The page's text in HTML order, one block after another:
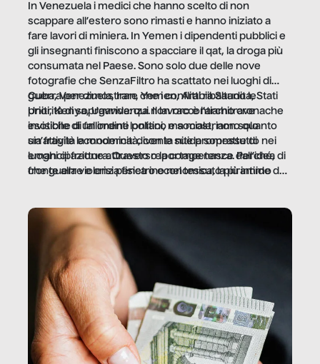
In Venezuela i medici che hanno scelto di non
scappare all’estero sono rimasti e hanno iniziato a
fare lavori di miniera. In Yemen i dipendenti pubblici e
gli insegnanti finiscono a spacciare il qat, la droga più
consumata nel Paese. Sono solo due delle nove
fotografie che SenzaFiltro ha scattato nei luoghi di
guerra per dimostrare che i conflitti ribaltano le
priorità di sopravvivenza. Il lavoro è l’architrave
invisibile di un ordine politico e sociale, non solo
un’attività economica: diventa nitida soprattutto nei
luoghi di frattura. Questo reportage nasce dall’idea
che guerre e crisi penetrino nel tessuto più intimo
Cuba, Venezuela, Iran, Yemen, Arabia Saudita, Stati
Uniti, Kenya, Uganda: qui non raccontiamo cronache
esotiche di fallimenti lontani, ma mostriamo quanto
sia fragile la modernità, con le sue promesse di
emancipazione attraverso la competenza. Perché, di
fronte alla violenza fisica o economica, la piramide del